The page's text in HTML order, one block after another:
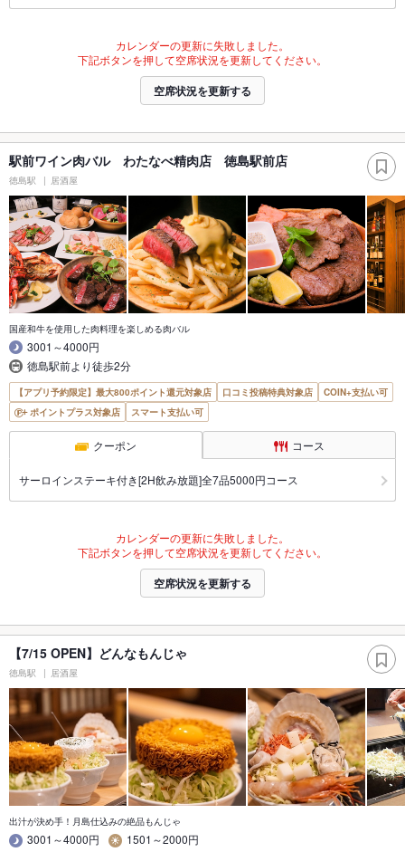
カレンダーの更新に失敗しました。
下記ボタンを押して空席状況を更新してください。
空席状況を更新する
駅前ワイン肉バル わたなべ精肉店 徳島駅前店
徳島駅 居酒屋
国産和牛を使用した肉料理を楽しめる肉バル
3001～4000円
徳島駅前より徒歩2分
【アプリ予約限定】最大800ポイント還元対象店 口コミ投稿特典対象店
COIN+支払い可
ポイントプラス対象店
スマート支払い可
クーポン コース
サーロインステーキ付き[2H飲み放題]全7品5000円コース
カレンダーの更新に失敗しました。
下記ボタンを押して空席状況を更新してください。
空席状況を更新する
【7/15 OPEN】どんなもんじゃ
徳島駅 居酒屋
出汁が決め手！月島仕込みの絶品もんじゃ
3001～4000円
1501～2000円